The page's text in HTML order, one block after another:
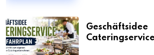
Geschäftsidee